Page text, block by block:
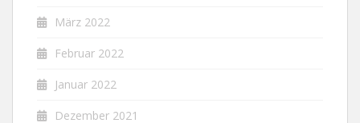
März 2022
Februar 2022
Januar 2022
Dezember 2021